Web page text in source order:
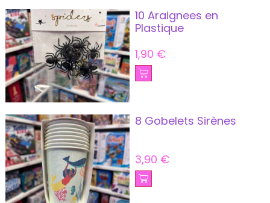
10 Araignees en
Plastique
1,90 €
8 Gobelets Sirènes
3,90 €